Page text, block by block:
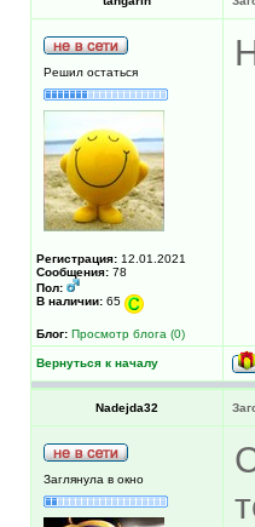
Решил остаться
Регистрация: 12.01.2021
Сообщения: 78
Пол:
В наличии: 65
Блог: Просмотр блога (0)
Вернуться к началу
Nadejda32
Заглянула в окно